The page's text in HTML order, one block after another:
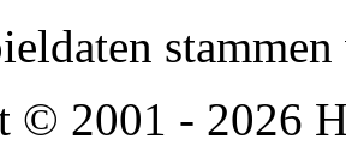
© 2001 - 2026